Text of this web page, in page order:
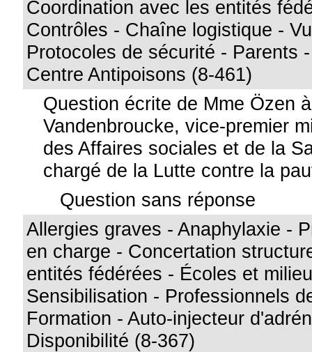
Coordination avec les entités
Contrôles - Chaîne logistique -
Protocoles de sécurité - Parents
Centre Antipoisons (8-461)
Question écrite de Mme Özen
Vandenbroucke, vice-premier
des Affaires sociales et de la
chargé de la Lutte contre la
Question sans réponse
Allergies graves - Anaphylaxie -
en charge - Concertation
entités fédérées - Écoles et
Sensibilisation - Professionnels
Formation - Auto-injecteur
Disponibilité (8-367)